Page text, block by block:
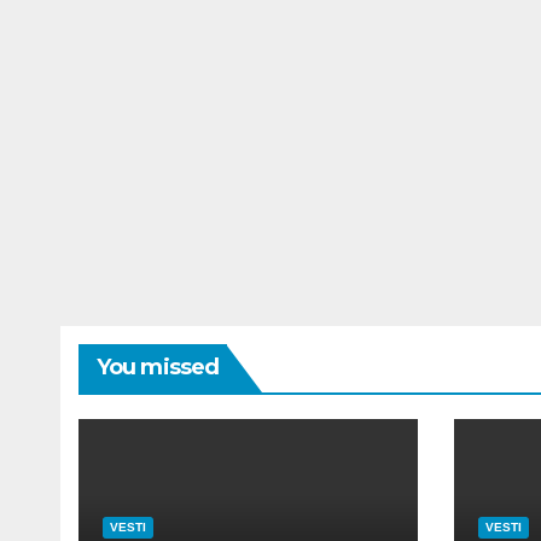
You missed
VESTI VESTI